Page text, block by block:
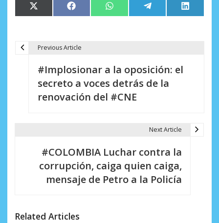
Compartir
en
X
(Twitter)
Compartir
en
Facebook Compartir
en
WhatsApp Compartir
en
Telegram
en
LinkedIn
n
Previous Article
#Implosionar a la oposición: el
secreto a voces detrás de la
renovación del #CNE
Next Article
#COLOMBIA Luchar contra la
corrupción, caiga quien caiga,
mensaje de Petro a la Policía
Related Articles